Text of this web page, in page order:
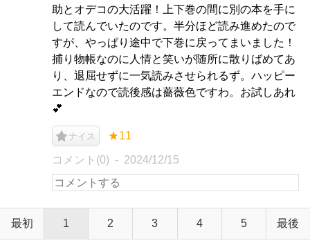
助とオデコの大活躍！上下巻の間に別の本を手に
して読んでいたのです。半分ほど読み進めたので
すが、やっぱり途中で下巻に戻ってまいました！
捕り物帳なのに人情と笑いが随所に散りばめてあ
り、退屈せずに一気読みさせられるず。ハッピー
エンドなので読後感は薔薇色ですわ。お試しあれ
💕
ナイス ★11
コメント(0) 2024/12/15
最初 1 2 3 4 5 最後